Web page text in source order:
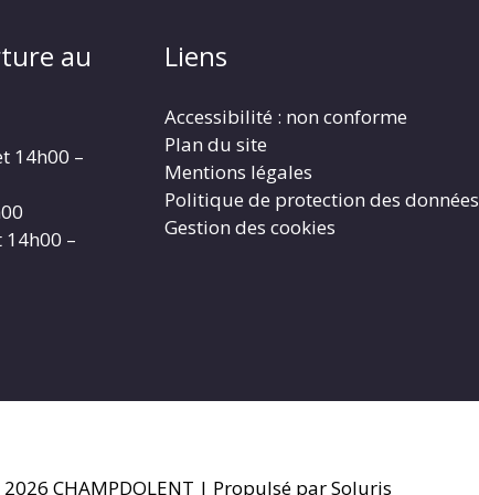
au
14h00 –
14h00 –
Liens
Accessibilité : non conforme
Plan du site
Mentions légales
Politique de protection des données
Gestion des cookies
CHAMPDOLENT | Propulsé par Soluris